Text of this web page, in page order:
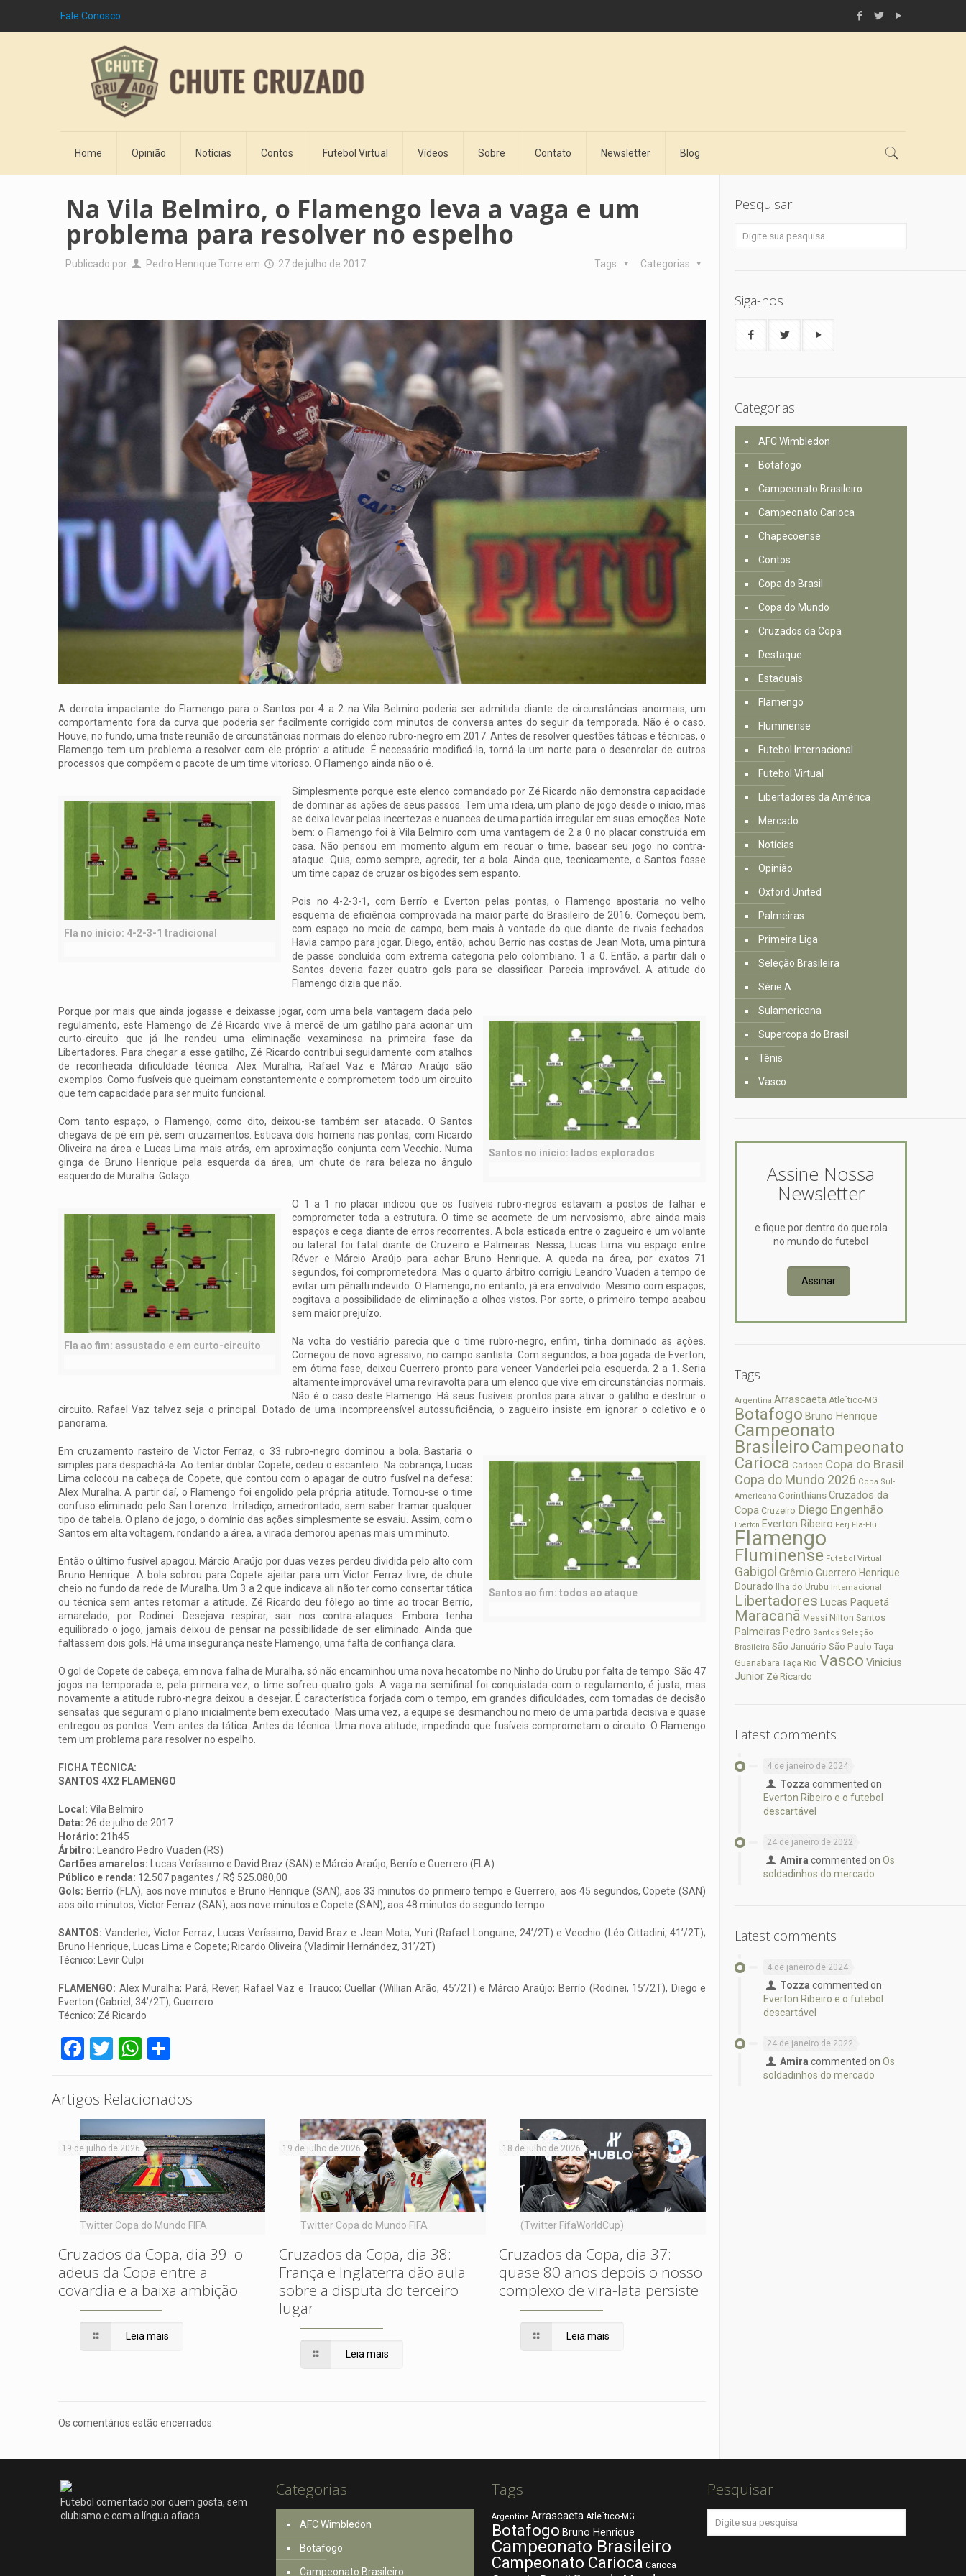
Fale Conosco
Home Opinião Notícias Contos Futebol Virtual Vídeos Sobre Contato Newsletter Blog
Na Vila Belmiro, o Flamengo leva a vaga e um
problema para resolver no espelho
Publicado por Pedro Henrique Torre em 27 de julho de 2017 Categorias
Tags
A derrota impactante do Flamengo para o Santos por 4 a 2 na Vila Belmiro poderia ser admitida diante de circunstâncias anormais, um
comportamento fora da curva que poderia ser facilmente corrigido com minutos de conversa antes do seguir da temporada. Não é o caso.
Houve, no fundo, uma triste reunião de circunstâncias normais do elenco rubro-negro em 2017. Antes de resolver questões táticas e técnicas, o
Flamengo tem um problema a resolver com ele próprio: a atitude. É necessário modificá-la, torná-la um norte para o desenrolar de outros
processos que compõem o pacote de um time vitorioso. O Flamengo ainda não o é.
Fla no início: 4-2-3-1 tradicional
Simplesmente porque este elenco comandado por Zé Ricardo não demonstra capacidade
de dominar as ações de seus passos. Tem uma ideia, um plano de jogo desde o início, mas
se deixa levar pelas incertezas e nuances de uma partida irregular em suas emoções. Note
bem: o Flamengo foi à Vila Belmiro com uma vantagem de 2 a 0 no placar construída em
casa. Não pensou em momento algum em recuar o time, basear seu jogo no contra-
ataque. Quis, como sempre, agredir, ter a bola. Ainda que, tecnicamente, o Santos fosse
um time capaz de cruzar os bigodes sem espanto.
Pois no 4-2-3-1, com Berrío e Everton pelas pontas, o Flamengo apostaria no velho
esquema de eficiência comprovada na maior parte do Brasileiro de 2016. Começou bem,
com espaço no meio de campo, bem mais à vontade do que diante de rivais fechados.
Havia campo para jogar. Diego, então, achou Berrío nas costas de Jean Mota, uma pintura
de passe concluída com extrema categoria pelo colombiano. 1 a 0. Então, a partir dali o
Santos deveria fazer quatro gols para se classificar. Parecia improvável. A atitude do
Flamengo dizia que não.
Santos no início: lados explorados
Porque por mais que ainda jogasse e deixasse jogar, com uma bela vantagem dada pelo
regulamento, este Flamengo de Zé Ricardo vive à mercê de um gatilho para acionar um
curto-circuito que já lhe rendeu uma eliminação vexaminosa na primeira fase da
Libertadores. Para chegar a esse gatilho, Zé Ricardo contribui seguidamente com atalhos
de reconhecida dificuldade técnica. Alex Muralha, Rafael Vaz e Márcio Araújo são
exemplos. Como fusíveis que queimam constantemente e comprometem todo um circuito
que tem capacidade para ser muito funcional.
Com tanto espaço, o Flamengo, como dito, deixou-se também ser atacado. O Santos
chegava de pé em pé, sem cruzamentos. Esticava dois homens nas pontas, com Ricardo
Oliveira na área e Lucas Lima mais atrás, em aproximação conjunta com Vecchio. Numa
ginga de Bruno Henrique pela esquerda da área, um chute de rara beleza no ângulo
esquerdo de Muralha. Golaço.
Fla ao fim: assustado e em curto-circuito
O 1 a 1 no placar indicou que os fusíveis rubro-negros estavam a postos de falhar e
comprometer toda a estrutura. O time se acomete de um nervosismo, abre ainda mais
espaços e cega diante de erros recorrentes. A bola esticada entre o zagueiro e um volante
ou lateral foi fatal diante de Cruzeiro e Palmeiras. Nessa, Lucas Lima viu espaço entre
Réver e Márcio Araújo para achar Bruno Henrique. A queda na área, por exatos 71
segundos, foi comprometedora. Mas o quarto árbitro corrigiu Leandro Vuaden a tempo de
evitar um pênalti indevido. O Flamengo, no entanto, já era envolvido. Mesmo com espaços,
cogitava a possibilidade de eliminação a olhos vistos. Por sorte, o primeiro tempo acabou
sem maior prejuízo.
Na volta do vestiário parecia que o time rubro-negro, enfim, tinha dominado as ações.
Começou de novo agressivo, no campo santista. Com segundos, a boa jogada de Everton,
em ótima fase, deixou Guerrero pronto para vencer Vanderlei pela esquerda. 2 a 1. Seria
altamente improvável uma reviravolta para um elenco que vive em circunstâncias normais.
Não é o caso deste Flamengo. Há seus fusíveis prontos para ativar o gatilho e destruir o
circuito. Rafael Vaz talvez seja o principal. Dotado de uma incompreensível autossuficiência, o zagueiro insiste em ignorar o coletivo e o
panorama.
Santos ao fim: todos ao ataque
Em cruzamento rasteiro de Victor Ferraz, o 33 rubro-negro dominou a bola. Bastaria o
simples para despachá-la. Ao tentar driblar Copete, cedeu o escanteio. Na cobrança, Lucas
Lima colocou na cabeça de Copete, que contou com o apagar de outro fusível na defesa:
Alex Muralha. A partir daí, o Flamengo foi engolido pela própria atitude. Tornou-se o time
confuso eliminado pelo San Lorenzo. Irritadiço, amedrontado, sem saber tramar qualquer
tipo de tabela. O plano de jogo, o domínio das ações simplesmente se esvaiu. Assim, com o
Santos em alta voltagem, rondando a área, a virada demorou apenas mais um minuto.
Então o último fusível apagou. Márcio Araújo por duas vezes perdeu dividida pelo alto com
Bruno Henrique. A bola sobrou para Copete ajeitar para um Victor Ferraz livre, de chute
cheio no fundo da rede de Muralha. Um 3 a 2 que indicava ali não ter como consertar tática
ou técnica sem antes retomar a atitude. Zé Ricardo deu fôlego ao time ao trocar Berrío,
amarelado, por Rodinei. Desejava respirar, sair nos contra-ataques. Embora tenha
equilibrado o jogo, jamais deixou de pensar na possibilidade de ser eliminado. Ainda que
faltassem dois gols. Há uma insegurança neste Flamengo, uma falta de confiança clara.
O gol de Copete de cabeça, em nova falha de Muralha, só não encaminhou uma nova hecatombe no Ninho do Urubu por falta de tempo. São 47
jogos na temporada e, pela primeira vez, o time sofreu quatro gols. A vaga na semifinal foi conquistada com o regulamento, é justa, mas
novamente a atitude rubro-negra deixou a desejar. É característica forjada com o tempo, em grandes dificuldades, com tomadas de decisão
sensatas que seguram o plano inicialmente bem executado. Mais uma vez, a equipe se desmanchou no meio de uma partida decisiva e quase
entregou os pontos. Vem antes da tática. Antes da técnica. Uma nova atitude, impedindo que fusíveis comprometam o circuito. O Flamengo
tem um problema para resolver no espelho.
FICHA TÉCNICA:
SANTOS 4X2 FLAMENGO
Local: Vila Belmiro
Data: 26 de julho de 2017
Horário: 21h45
Árbitro: Leandro Pedro Vuaden (RS)
Cartões amarelos: Lucas Veríssimo e David Braz (SAN) e Márcio Araújo, Berrío e Guerrero (FLA)
Público e renda: 12.507 pagantes / R$ 525.080,00
Gols: Berrío (FLA), aos nove minutos e Bruno Henrique (SAN), aos 33 minutos do primeiro tempo e Guerrero, aos 45 segundos, Copete (SAN)
aos oito minutos, Victor Ferraz (SAN), aos nove minutos e Copete (SAN), aos 48 minutos do segundo tempo.
SANTOS: Vanderlei; Victor Ferraz, Lucas Veríssimo, David Braz e Jean Mota; Yuri (Rafael Longuine, 24’/2T) e Vecchio (Léo Cittadini, 41’/2T);
Bruno Henrique, Lucas Lima e Copete; Ricardo Oliveira (Vladimir Hernández, 31’/2T)
Técnico: Levir Culpi
FLAMENGO: Alex Muralha; Pará, Rever, Rafael Vaz e Trauco; Cuellar (Willian Arão, 45’/2T) e Márcio Araújo; Berrío (Rodinei, 15’/2T), Diego e
Everton (Gabriel, 34’/2T); Guerrero
Técnico: Zé Ricardo
Facebook
TwitterWhatsApp
Artigos Relacionados
Twitter Copa do Mundo FIFA
19 de julho de 2026
Cruzados da Copa, dia 39: o
adeus da Copa entre a
covardia e a baixa ambição
Leia mais
Twitter Copa do Mundo FIFA
19 de julho de 2026
Cruzados da Copa, dia 38:
França e Inglaterra dão aula
sobre a disputa do terceiro
lugar
Leia mais
(Twitter FifaWorldCup)
18 de julho de 2026
Cruzados da Copa, dia 37:
quase 80 anos depois o nosso
complexo de vira-lata persiste
Leia mais
Os comentários estão encerrados.
Pesquisar
Siga-nos
Categorias
AFC Wimbledon
Botafogo
Campeonato Brasileiro
Campeonato Carioca
Chapecoense
Contos
Copa do Brasil
Copa do Mundo
Cruzados da Copa
Destaque
Estaduais
Flamengo
Fluminense
Futebol Internacional
Futebol Virtual
Libertadores da América
Mercado
Notícias
Opinião
Oxford United
Palmeiras
Primeira Liga
Seleção Brasileira
Série A
Sulamericana
Supercopa do Brasil
Tênis
Vasco
Assine Nossa
Newsletter
e fique por dentro do que rola
no mundo do futebol
Assinar
Tags
Argentina Arrascaeta Atle´tico-MG
Botafogo Bruno Henrique
Campeonato
Brasileiro Campeonato
Carioca Carioca Copa do Brasil
Copa do Mundo 2026 Copa Sul-
Americana Corinthians Cruzados da
Copa Cruzeiro Diego Engenhão
Everton Everton Ribeiro Ferj Fla-Flu
Flamengo
Fluminense Futebol Virtual
Gabigol Grêmio Guerrero Henrique
Dourado Ilha do Urubu Internacional
Libertadores Lucas Paquetá
Maracanã Messi Nilton Santos
Palmeiras Pedro Santos Seleção
Brasileira São Januário São Paulo Taça
Guanabara Taça Rio Vasco Vinicius
Junior Zé Ricardo
Latest comments
4 de janeiro de 2024
Tozza commented on
Everton Ribeiro e o futebol
descartável
24 de janeiro de 2022
Amira commented on Os
soldadinhos do mercado
Latest comments
4 de janeiro de 2024
Tozza commented on
Everton Ribeiro e o futebol
descartável
24 de janeiro de 2022
Amira commented on Os
soldadinhos do mercado
Futebol comentado por quem gosta, sem
clubismo e com a língua afiada.
Categorias
AFC Wimbledon
Botafogo
Campeonato Brasileiro
Tags
Argentina Arrascaeta Atle´tico-MG
Botafogo Bruno Henrique
Campeonato Brasileiro
Campeonato Carioca Carioca
Pesquisar